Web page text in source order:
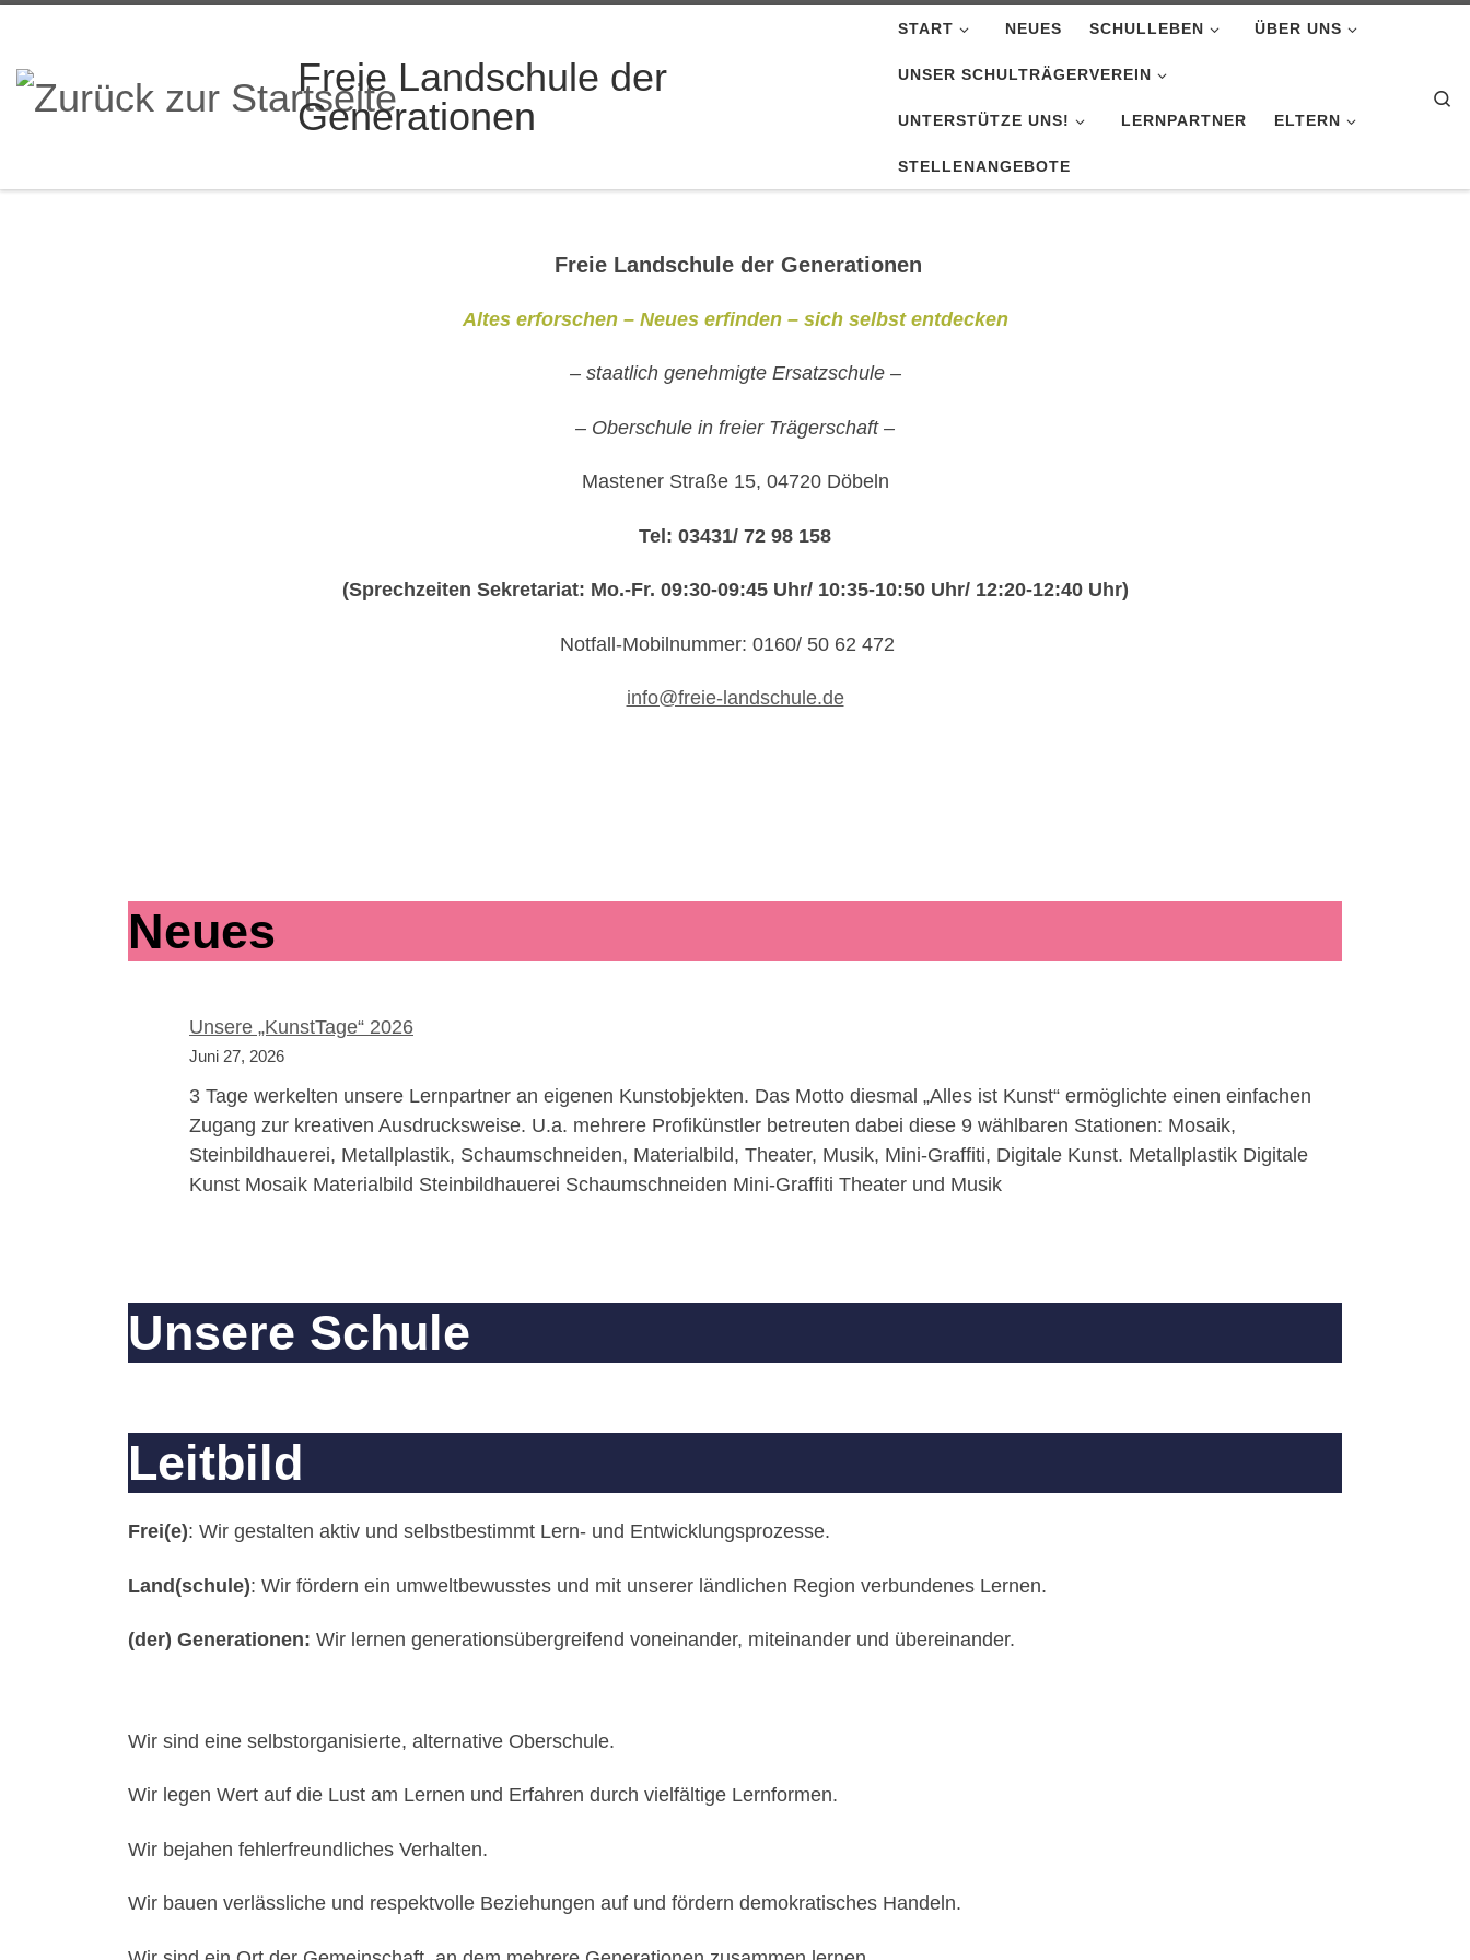
Freie Landschule der
Generationen
START NEUES SCHULLEBEN ÜBER UNS
UNSER SCHULTRÄGERVEREIN
UNTERSTÜTZE UNS! LERNPARTNER ELTERN
STELLENANGEBOTE
Freie Landschule der Generationen
Altes erforschen – Neues erfinden – sich selbst entdecken
– staatlich genehmigte Ersatzschule –
– Oberschule in freier Trägerschaft –
Mastener Straße 15, 04720 Döbeln
Tel: 03431/ 72 98 158
(Sprechzeiten Sekretariat: Mo.-Fr. 09:30-09:45 Uhr/ 10:35-10:50 Uhr/ 12:20-12:40 Uhr)
Notfall-Mobilnummer: 0160/ 50 62 472
info@freie-landschule.de
Neues
Unsere „KunstTage“ 2026
Juni 27, 2026
3 Tage werkelten unsere Lernpartner an eigenen Kunstobjekten. Das Motto diesmal „Alles ist Kunst“ ermöglichte einen einfachen
Zugang zur kreativen Ausdrucksweise. U.a. mehrere Profikünstler betreuten dabei diese 9 wählbaren Stationen: Mosaik,
Steinbildhauerei, Metallplastik, Schaumschneiden, Materialbild, Theater, Musik, Mini-Graffiti, Digitale Kunst. Metallplastik Digitale
Kunst Mosaik Materialbild Steinbildhauerei Schaumschneiden Mini-Graffiti Theater und Musik
Unsere Schule
Leitbild
Frei(e): Wir gestalten aktiv und selbstbestimmt Lern- und Entwicklungsprozesse.
Land(schule): Wir fördern ein umweltbewusstes und mit unserer ländlichen Region verbundenes Lernen.
(der) Generationen: Wir lernen generationsübergreifend voneinander, miteinander und übereinander.
Wir sind eine selbstorganisierte, alternative Oberschule.
Wir legen Wert auf die Lust am Lernen und Erfahren durch vielfältige Lernformen.
Wir bejahen fehlerfreundliches Verhalten.
Wir bauen verlässliche und respektvolle Beziehungen auf und fördern demokratisches Handeln.